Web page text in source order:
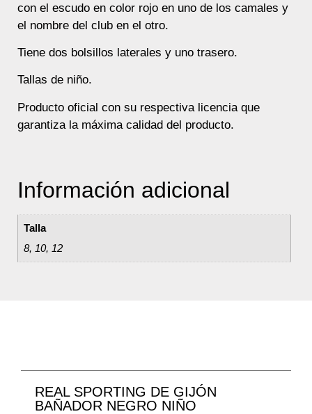
con el escudo en color rojo en uno de los camales y
el nombre del club en el otro.
Tiene dos bolsillos laterales y uno trasero.
Tallas de niño.
Producto oficial con su respectiva licencia que
garantiza la máxima calidad del producto.
Información adicional
Talla
8, 10, 12
REAL SPORTING DE GIJÓN
BAÑADOR NEGRO NIÑO